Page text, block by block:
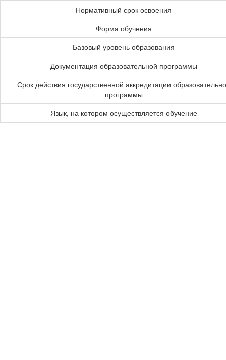
Нормативный срок освоения
Форма обучения
Базовый уровень образования
Документация образовательной программы
Срок действия государственной аккредитации
программы
Язык, на котором осуществляется обучение